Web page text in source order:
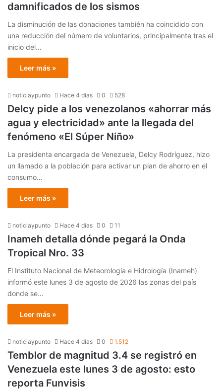
damnificados de los sismos
La disminución de las donaciones también ha coincidido con
una reducción del número de voluntarios, principalmente tras el
inicio del…
Leer más »
noticiaypunto Hace 4 días 0 528
Delcy pide a los venezolanos «ahorrar más
agua y electricidad» ante la llegada del
fenómeno «El Súper Niño»
La presidenta encargada de Venezuela, Delcy Rodríguez, hizo
un llamado a la población para activar un plan de ahorro en el
consumo…
Leer más »
noticiaypunto Hace 4 días 0 11
Inameh detalla dónde pegará la Onda
Tropical Nro. 33
El Instituto Nacional de Meteorología e Hidrología (Inameh)
informó este lunes 3 de agosto de 2026 las zonas del país
donde se…
Leer más »
noticiaypunto Hace 4 días 0 1.512
Temblor de magnitud 3.4 se registró en
Venezuela este lunes 3 de agosto: esto
reporta Funvisis